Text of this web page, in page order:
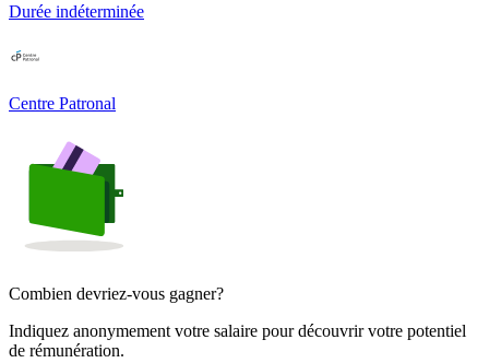
Durée indéterminée
Centre Patronal
Combien devriez-vous gagner?
Indiquez anonymement votre salaire pour découvrir votre potentiel
de rémunération.